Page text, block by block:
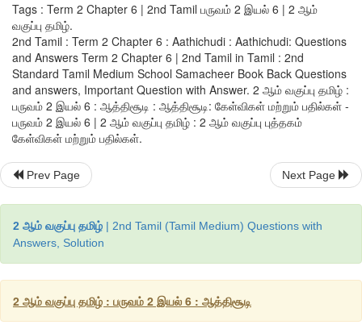
Tags : Term 2 Chapter 6 | 2nd Tamil பருவம் 2 இயல் 6 | 2 ஆம்
வகுப்பு தமிழ்.
2nd Tamil : Term 2 Chapter 6 : Aathichudi : Aathichudi: Questions
and Answers Term 2 Chapter 6 | 2nd Tamil in Tamil : 2nd
Standard Tamil Medium School Samacheer Book Back Questions
and answers, Important Question with Answer. 2 ஆம் வகுப்பு தமிழ் :
பருவம் 2 இயல் 6 : ஆத்திசூடி : ஆத்திசூடி: கேள்விகள் மற்றும் பதில்கள் -
பருவம் 2 இயல் 6 | 2 ஆம் வகுப்பு தமிழ் : 2 ஆம் வகுப்பு புத்தகம்
கேள்விகள் மற்றும் பதில்கள்.
Prev Page Next Page
2 ஆம் வகுப்பு தமிழ் | 2nd Tamil (Tamil Medium) Questions with
Answers, Solution
2 ஆம் வகுப்பு தமிழ் : பருவம் 2 இயல் 6 : ஆத்திசூடி